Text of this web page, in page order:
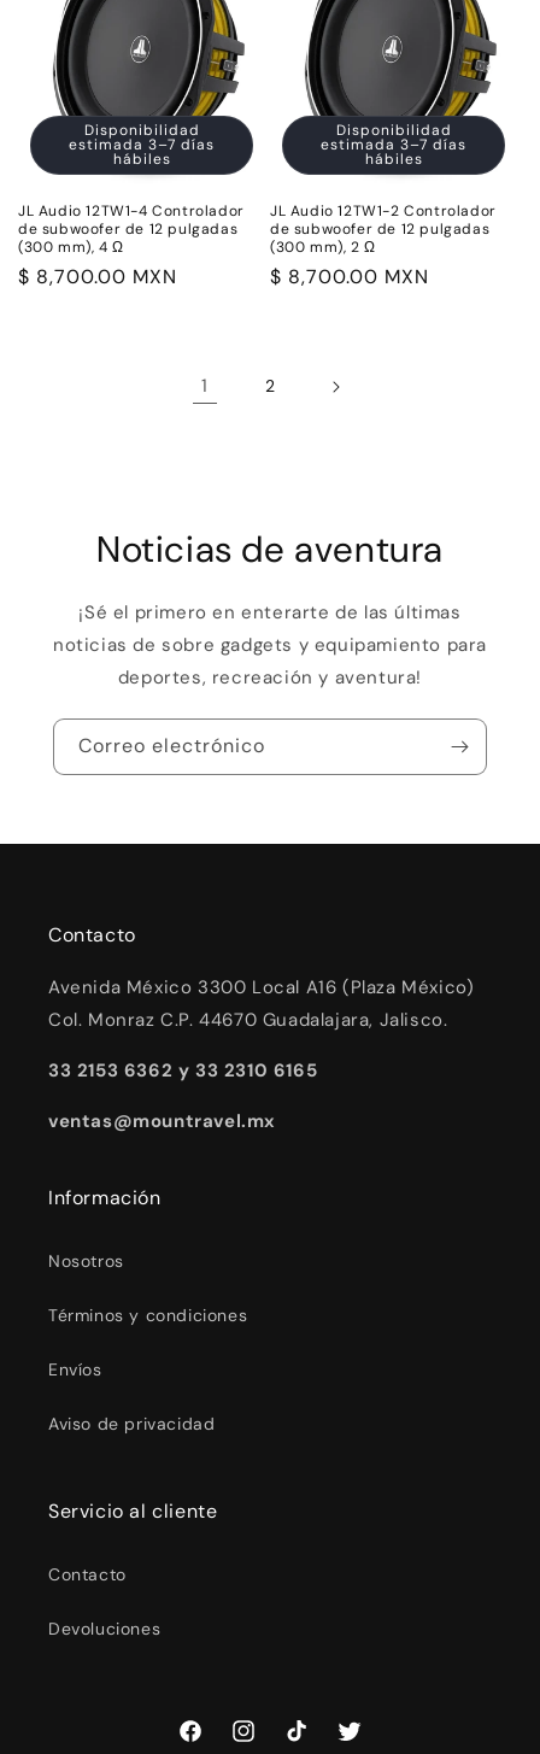
Disponibilidad
estimada 3–7 días
hábiles
JL Audio 12TW1-4 Controlador
de subwoofer de 12 pulgadas
(300 mm), 4 Ω
Precio
$ 8,700.00 MXN
Disponibilidad
estimada 3–7 días
hábiles
JL Audio 12TW1-2 Controlador
de subwoofer de 12 pulgadas
(300 mm), 2 Ω
Precio
$ 8,700.00 MXN
1 2
Noticias de aventura
¡Sé el primero en enterarte de las últimas
noticias de sobre gadgets y equipamiento para
deportes, recreación y aventura!
Correo electrónico
Contacto
Avenida México 3300 Local A16 (Plaza México)
Col. Monraz C.P. 44670 Guadalajara, Jalisco.
33 2153 6362 y 33 2310 6165
ventas@mountravel.mx
Información
Nosotros
Términos y condiciones
Envíos
Aviso de privacidad
Servicio al cliente
Contacto
Devoluciones
FacebookInstagramTikTok Twitter